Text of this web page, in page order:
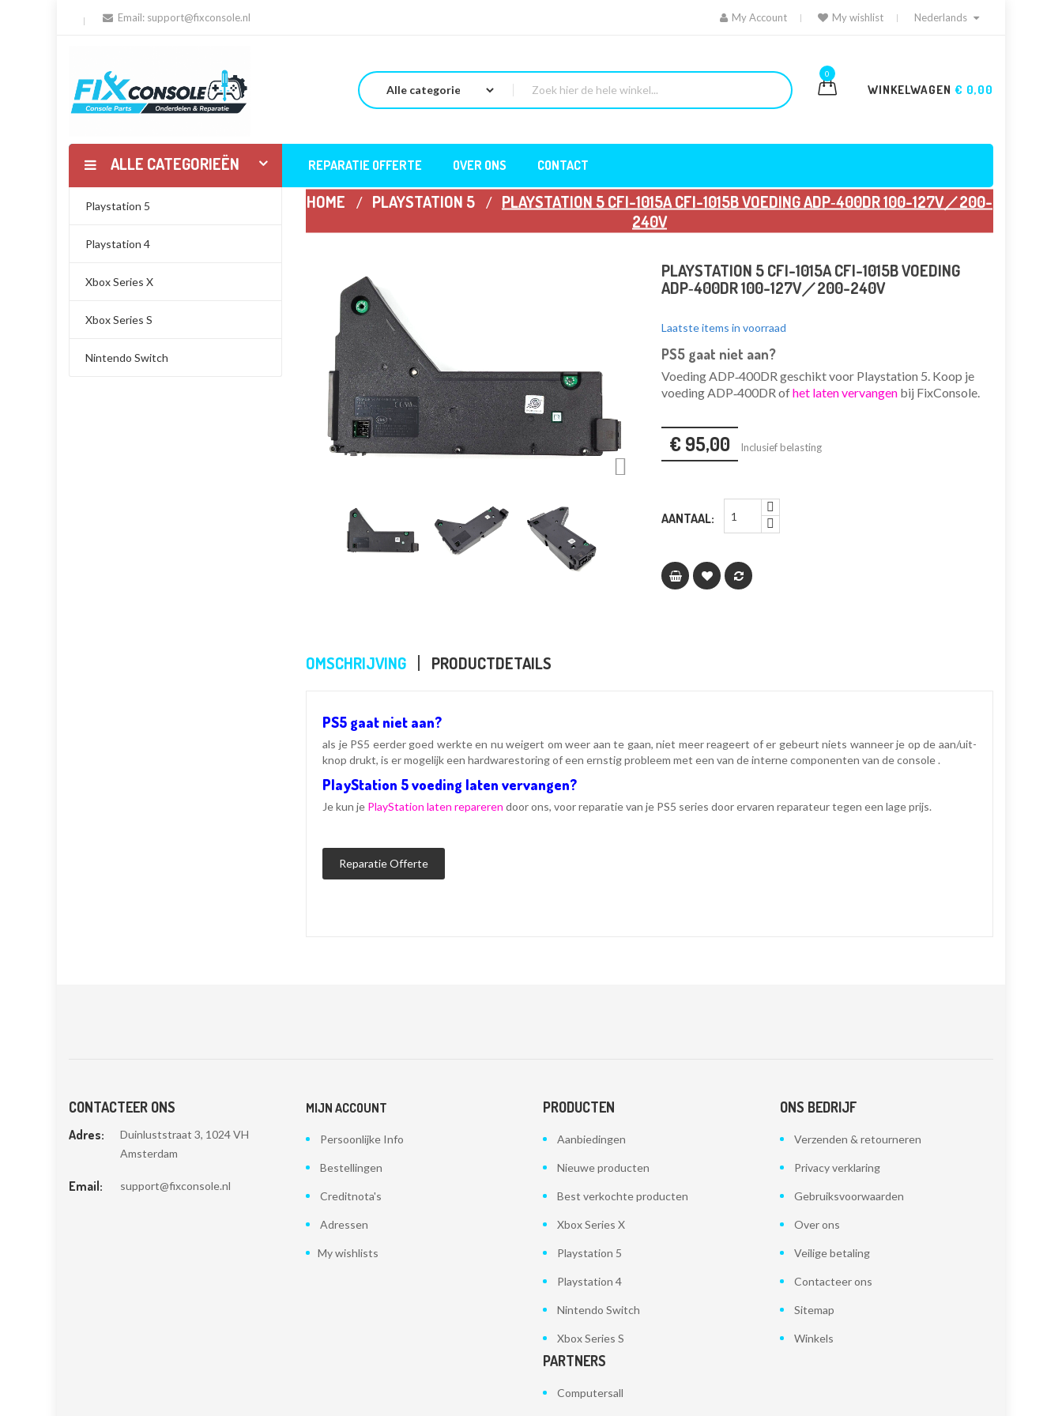
Email: support@fixconsole.nl My Account My wishlist Nederlands
0
WINKELWAGEN € 0,00
ALLE CATEGORIEËN REPARATIE OFFERTE OVER ONS CONTACT
Playstation 5
Playstation 4
Xbox Series X
Xbox Series S
Nintendo Switch
HOME PLAYSTATION 5
PLAYSTATION 5 CFI-1015A CFI-1015B VOEDING ADP‑400DR 100-127V／200-
240V

PLAYSTATION 5 CFI-1015A CFI-1015B VOEDING
ADP‑400DR 100-127V／200-240V
Laatste items in voorraad
PS5 gaat niet aan?
Voeding ADP‑400DR geschikt voor Playstation 5. Koop je
voeding ADP‑400DR ofhet laten vervangen bij FixConsole.
€ 95,00 Inclusief belasting
AANTAAL:
OMSCHRIJVING PRODUCTDETAILS
PS5 gaat niet aan?
als je PS5 eerder goed werkte en nu weigert om weer aan te gaan, niet meer reageert of er gebeurt niets wanneer je op de aan/uit-
knop drukt, is er mogelijk een hardwarestoring of een ernstig probleem met een van de interne componenten van de console .
PlayStation 5 voeding laten vervangen?
Je kun je PlayStation laten repareren door ons, voor reparatie van je PS5 series door ervaren reparateur tegen een lage prijs.
Reparatie Offerte
CONTACTEER ONS
Adres:
Duinluststraat 3, 1024 VH
Amsterdam
Email: support@fixconsole.nl
MIJN ACCOUNT
Persoonlijke Info
Bestellingen
Creditnota's
Adressen
My wishlists
PRODUCTEN
Aanbiedingen
Nieuwe producten
Best verkochte producten
Xbox Series X
Playstation 5
Playstation 4
Nintendo Switch
Xbox Series S
ONS BEDRIJF
Verzenden & retourneren
Privacy verklaring
Gebruiksvoorwaarden
Over ons
Veilige betaling
Contacteer ons
Sitemap
Winkels
PARTNERS
Computersall